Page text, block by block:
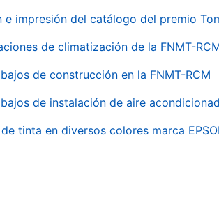
e impresión del catálogo del premio
de climatización de la FNMT-
de construcción en la FNMT-RCM
de instalación de aire
tinta en diversos colores marca